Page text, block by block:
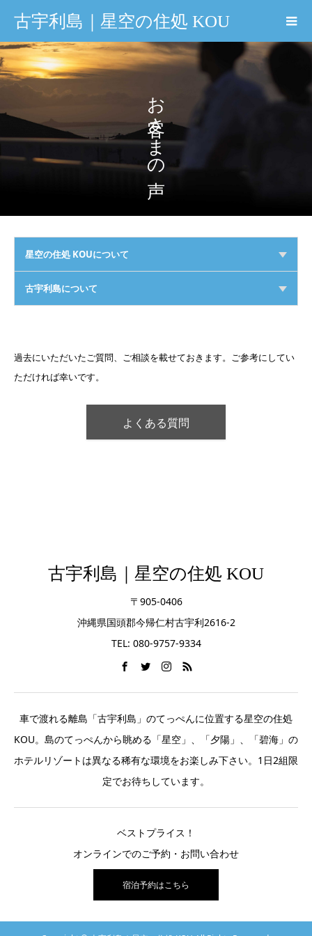
古宇利島｜星空の住処 KOU
お客さまの声
星空の住処 KOUについて
古宇利島について
過去にいただいたご質問、ご相談を載せておきます。ご参考にしてい
ただければ幸いです。
よくある質問
古宇利島｜星空の住処 KOU
〒905-0406
沖縄県国頭郡今帰仁村古宇利2616-2
TEL: 080-9757-9334
車で渡れる離島「古宇利島」のてっぺんに位置する星空の住処
KOU。島のてっぺんから眺める「星空」、「夕陽」、「碧海」の
ホテルリゾートは異なる稀有な環境をお楽しみ下さい。1日2組限
定でお待ちしています。
ベストプライス！
オンラインでのご予約・お問い合わせ
宿泊予約はこちら